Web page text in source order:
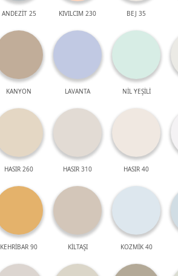
ANDEZİT 25 KIVILCIM 230 BEJ 35
KANYON LAVANTA NİL YEŞİLİ
HASIR 260 HASIR 310 HASIR 40
KEHRİBAR 90 KİLTAŞI KOZMİK 40